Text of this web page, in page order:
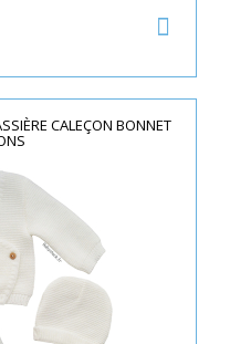
CALEÇON BONNET